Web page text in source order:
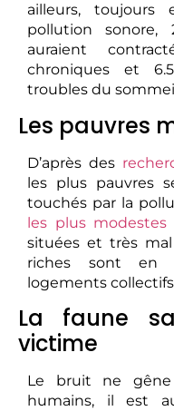
ailleurs, toujours
pollution sonore,
auraient
chroniques et
troubles du
Les pauvres
D’après des
les plus pauvres
touchés par la
les plus modestes
situées et très
riches sont en
logements
La faune
victime
Le bruit ne
humains, il est